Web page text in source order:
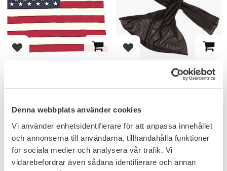
Denna webbplats använder cookies
Vi använder enhetsidentifierare för att anpassa innehållet
och annonserna till användarna, tillhandahålla funktioner
för sociala medier och analysera vår trafik. Vi
vidarebefordrar även sådana identifierare och annan
Lägg till i favoriter Lägg till i favoriter
Mil-Tec Mesh Nätsjal
ansiktskamouflage, halsduk eller
89KR